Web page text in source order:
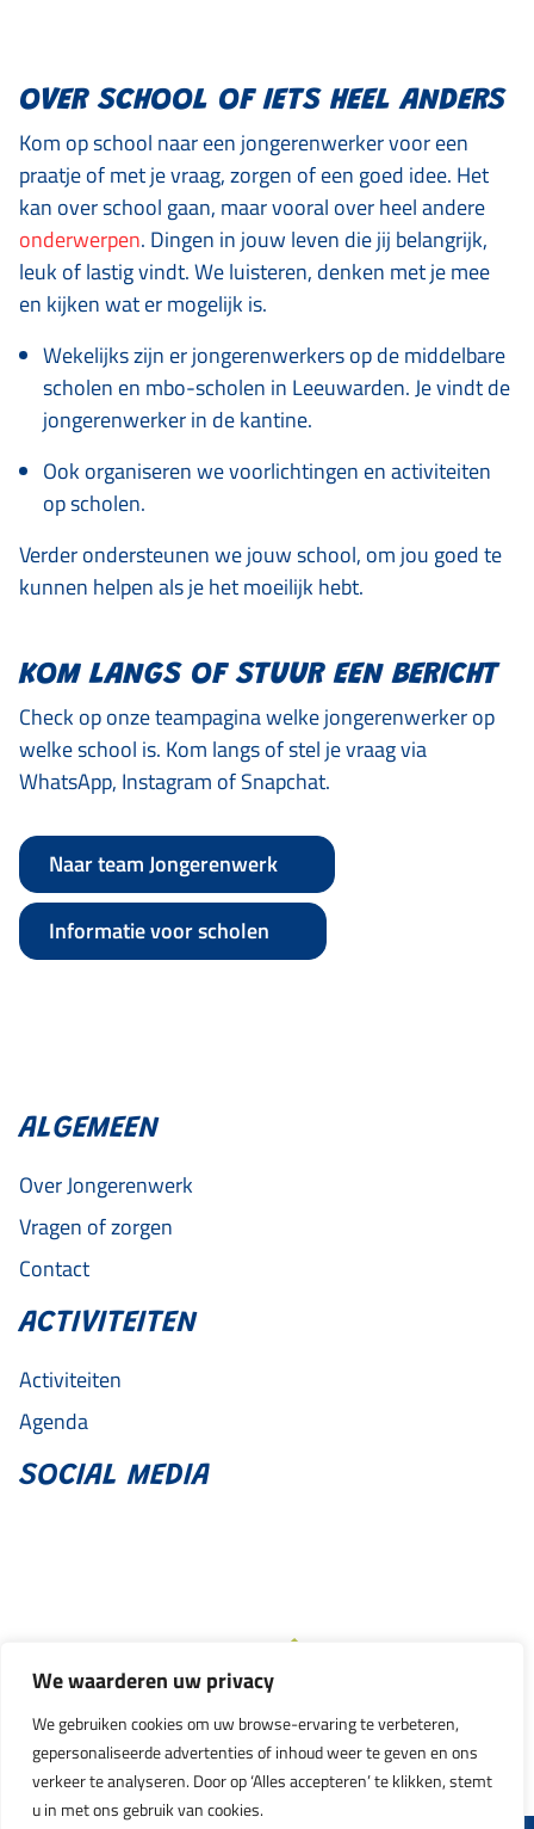
We waarderen uw privacy
We gebruiken cookies om uw browse-ervaring te verbeteren,
gepersonaliseerde advertenties of inhoud weer te geven en ons
verkeer te analyseren. Door op ‘Alles accepteren’ te klikken, stemt
u in met ons gebruik van cookies.
OVER SCHOOL OF IETS HEEL ANDERS
Kom op school naar een jongerenwerker voor een
praatje of met je vraag, zorgen of een goed idee. Het
kan over school gaan, maar vooral over heel andere
onderwerpen. Dingen in jouw leven die jij belangrijk,
leuk of lastig vindt. We luisteren, denken met je mee
en kijken wat er mogelijk is.
Wekelijks zijn er jongerenwerkers op de middelbare
scholen en mbo-scholen in Leeuwarden. Je vindt de
jongerenwerker in de kantine.
Ook organiseren we voorlichtingen en activiteiten
op scholen.
Verder ondersteunen we jouw school, om jou goed te
kunnen helpen als je het moeilijk hebt.
KOM LANGS OF STUUR EEN BERICHT
Check op onze teampagina welke jongerenwerker op
welke school is. Kom langs of stel je vraag via
WhatsApp, Instagram of Snapchat.
Naar team Jongerenwerk
Informatie voor scholen
ALGEMEEN
Over Jongerenwerk
Vragen of zorgen
Contact
ACTIVITEITEN
Activiteiten
Agenda
SOCIAL MEDIA